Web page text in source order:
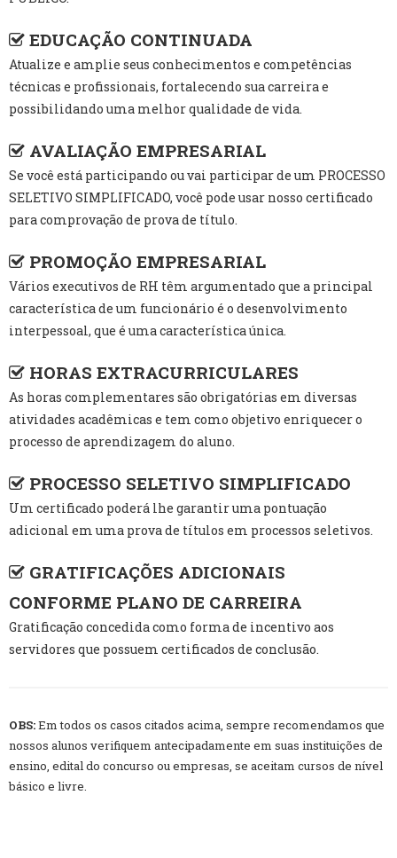
EDUCAÇÃO CONTINUADA
Atualize e amplie seus conhecimentos e competências
técnicas e profissionais, fortalecendo sua carreira e
possibilidando uma melhor qualidade de vida.
AVALIAÇÃO EMPRESARIAL
Se você está participando ou vai participar de um PROCESSO
SELETIVO SIMPLIFICADO, você pode usar nosso certificado
para comprovação de prova de título.
PROMOÇÃO EMPRESARIAL
Vários executivos de RH têm argumentado que a principal
característica de um funcionário é o desenvolvimento
interpessoal, que é uma característica única.
HORAS EXTRACURRICULARES
As horas complementares são obrigatórias em diversas
atividades acadêmicas e tem como objetivo enriquecer o
processo de aprendizagem do aluno.
PROCESSO SELETIVO SIMPLIFICADO
Um certificado poderá lhe garantir uma pontuação
adicional em uma prova de títulos em processos seletivos.
GRATIFICAÇÕES ADICIONAIS
CONFORME PLANO DE CARREIRA
Gratificação concedida como forma de incentivo aos
servidores que possuem certificados de conclusão.
OBS:Em todos os casos citados acima, sempre recomendamos que
nossos alunos verifiquem antecipadamente em suas instituições de
ensino, edital do concurso ou empresas, se aceitam cursos de nível
básico e livre.